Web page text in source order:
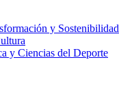
y Sostenibilidad
y Ciencias del Deporte